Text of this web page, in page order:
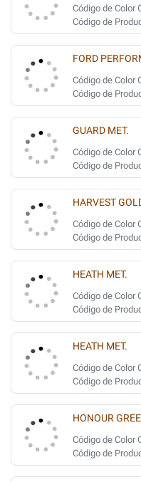
Código de Color
Código de
FORD
Código de Color
Código de
GUARD MET.
Código de Color
Código de
HARVEST
Código de Color
Código de
HEATH MET.
Código de Color
Código de
HEATH MET.
Código de Color
Código de
HONOUR
Código de Color
Código de